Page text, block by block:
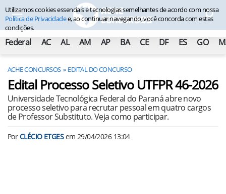
Federal AC AL AM AP BA CE DF ES GO
ACHE CONCURSOS EDITAL DO CONCURSO
Edital Processo Seletivo UTFPR 46-2026
Universidade Tecnológica Federal do Paraná abre novo
processo seletivo para recrutar pessoal em quatro cargos
de Professor Substituto. Veja como participar.
PorCLÉCIO ETGESem 29/04/2026 13:04
Utilizamos cookies essenciais e tecnologias semelhantes de acordo com nossa
Política de Privacidadee, ao continuar navegando, você concorda com estas
condições.